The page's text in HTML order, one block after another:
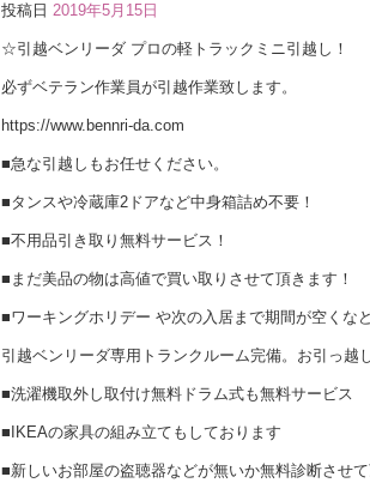
投稿日 2019年5月15日
☆引越ベンリーダ プロの軽トラックミニ引越し！
必ずベテラン作業員が引越作業致します。
https://www.bennri-da.com
■急な引越しもお任せください。
■タンスや冷蔵庫2ドアなど中身箱詰め不要！
■不用品引き取り無料サービス！
■まだ美品の物は高値で買い取りさせて頂きます！
■ワーキングホリデー や次の入居まで期間が空くな
引越ベンリーダ専用トランクルーム完備。お引っ越
■洗濯機取外し取付け無料ドラム式も無料サービス
■IKEAの家具の組み立てもしております
■新しいお部屋の盗聴器などが無いか無料診断させ